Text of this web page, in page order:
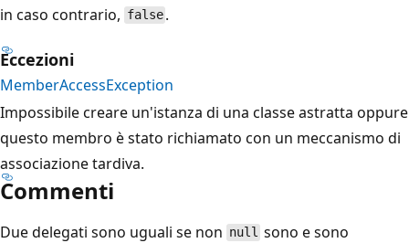
in caso contrario, false .
Eccezioni
MemberAccessException
Impossibile creare un'istanza di una classe astratta oppure
questo membro è stato richiamato con un meccanismo di
associazione tardiva.
Commenti
Due delegati sono uguali se non null sono e sono